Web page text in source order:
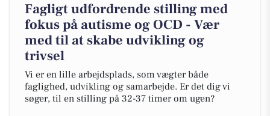
Fagligt udfordrende stilling med
fokus på autisme og OCD - Vær
med til at skabe udvikling og
trivsel
Vi er en lille arbejdsplads, som vægter både
faglighed, udvikling og samarbejde. Er det dig vi
søger, til en stilling på 32-37 timer om ugen?